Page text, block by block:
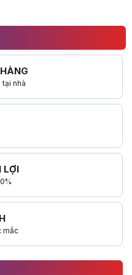
tại nhà
LỢI
mắc